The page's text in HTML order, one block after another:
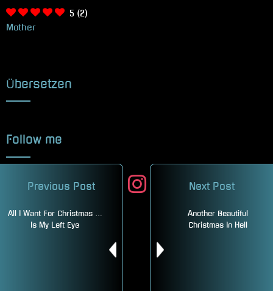
5 (2)
Mother
Übersetzen
Follow me
facebook twitter instagram mastodon pinterest
youtube
Previous Post
All I Want For Christmas …
Is My Left Eye
Next Post
Another Beautiful
Christmas In Hell